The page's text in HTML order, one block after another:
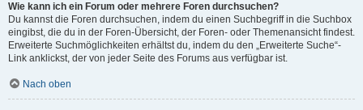
Wie kann ich ein Forum oder mehrere Foren durchsuchen?
Du kannst die Foren durchsuchen, indem du einen Suchbegriff in die Suchbox
eingibst, die du in der Foren-Übersicht, der Foren- oder Themenansicht findest.
Erweiterte Suchmöglichkeiten erhältst du, indem du den „Erweiterte Suche“-
Link anklickst, der von jeder Seite des Forums aus verfügbar ist.
Nach oben